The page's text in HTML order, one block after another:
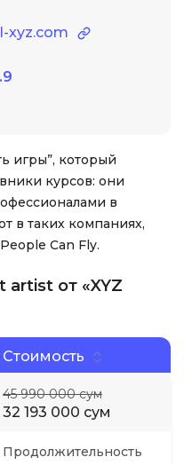
xyz.com
игры”, который
курсов: они
в
в таких компаниях,
Can Fly.
artist от «XYZ
Стоимость
45 990 000 сум
32 193 000 сум
Продолжительность